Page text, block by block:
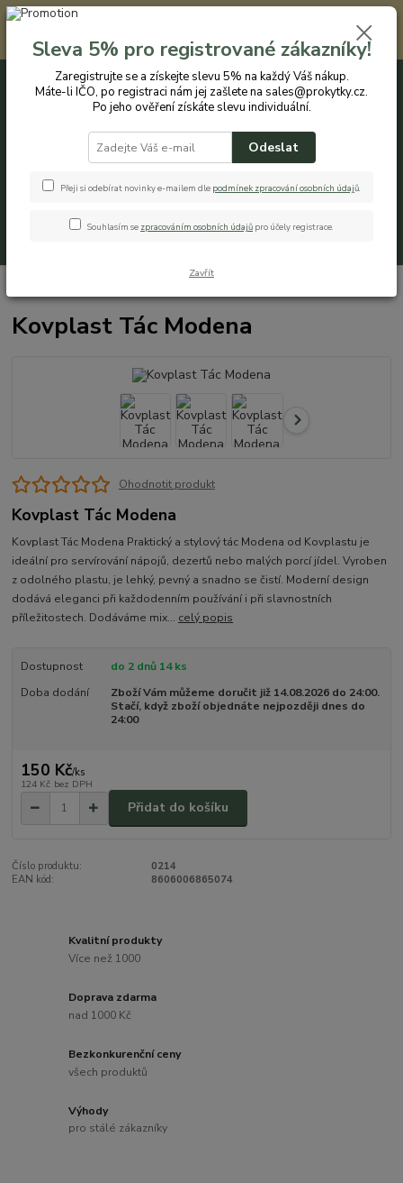
Registrovaným zákazníkům nabízíme slevu 5% na každý nákup. Máte-li
IČO, po registraci nám jej zašlete na sales@prokytky.cz. Po jeho ověření
získáte slevu individuální. Přejít na registraci →
CZK
+420 774 544 973 0ks
Kovplast Tác Modena
Ohodnotit produkt
Kovplast Tác Modena
Kovplast Tác Modena Praktický a stylový tác Modena od Kovplastu je
ideální pro servírování nápojů, dezertů nebo malých porcí jídel. Vyroben
z odolného plastu, je lehký, pevný a snadno se čistí. Moderní design
dodává eleganci při každodenním používání i při slavnostních
příležitostech. Dodáváme mix... celý popis
Dostupnost
do 2 dnů 14 ks
Doba dodání
Zboží Vám můžeme doručit již 14.08.2026 do 24:00.
Stačí, když zboží objednáte nejpozději dnes do
24:00
150 Kč/ks
124 Kč bez DPH
Přidat do košíku
Číslo produktu:
0214
EAN kód:
8606006865074
Kvalitní produkty
Více než 1000
Doprava zdarma
nad 1000 Kč
Bezkonkurenční ceny
všech produktů
Výhody
pro stálé zákazníky
Sleva 5% pro registrované zákazníky!
Zaregistrujte se a získejte slevu 5% na každý Váš nákup.
Máte-li IČO, po registraci nám jej zašlete na sales@prokytky.cz.
Po jeho ověření získáte slevu individuální.
Odeslat
Přeji si odebírat novinky e-mailem dle podmínek zpracování osobních údajů.
Souhlasím se zpracováním osobních údajů pro účely registrace.
Zavřít